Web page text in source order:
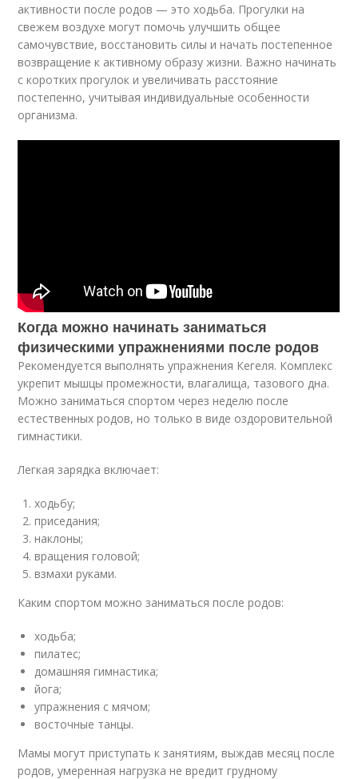
активности после родов — это ходьба. Прогулки на
свежем воздухе могут помочь улучшить общее
самочувствие, восстановить силы и начать постепенное
возвращение к активному образу жизни. Важно начинать
с коротких прогулок и увеличивать расстояние
постепенно, учитывая индивидуальные особенности
организма.
Когда можно начинать заниматься
физическими упражнениями после родов
Рекомендуется выполнять упражнения Кегеля. Комплекс
укрепит мышцы промежности, влагалища, тазового дна.
Можно заниматься спортом через неделю после
естественных родов, но только в виде оздоровительной
гимнастики.
Легкая зарядка включает:
ходьбу;
приседания;
наклоны;
вращения головой;
взмахи руками.
Каким спортом можно заниматься после родов:
ходьба;
пилатес;
домашняя гимнастика;
йога;
упражнения с мячом;
восточные танцы.
Мамы могут приступать к занятиям, выждав месяц после
родов, умеренная нагрузка не вредит грудному